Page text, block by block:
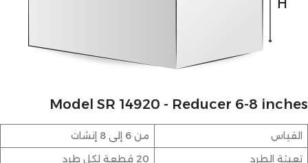
Model SR 14920 - Reducer 6-8 inches
القياس
من 6 إلى 8 إنشات
تعبئة الطرد
20 قطعة لكل طرد